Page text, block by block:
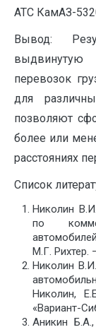
АТС КамАЗ-
Вывод:
выдвинутую
перевозок
для
позволяют
более или
расстояниях
Список
Николин
по
М.Г. Рихтер.
Николин
Николин,
«Вариант-
Аникин